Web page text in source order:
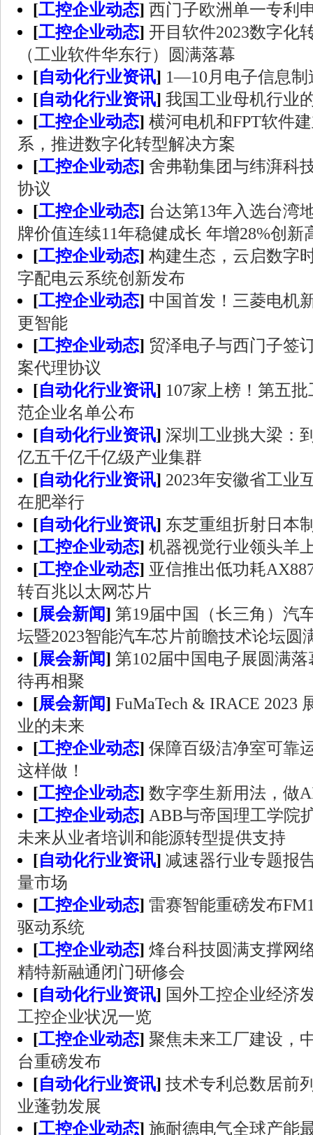
[工控企业动态] 西门子欧洲单一专利
[工控企业动态] 开目软件2023数字化
（工业软件华东行）圆满落幕
[自动化行业资讯] 1—10月电子信息制
[自动化行业资讯] 我国工业母机行业
[工控企业动态] 横河电机和FPT软件
系，推进数字化转型解决方案
[工控企业动态] 舍弗勒集团与纬湃科
协议
[工控企业动态] 台达第13年入选台湾
牌价值连续11年稳健成长 年增28%创新
[工控企业动态] 构建生态，云启数字
字配电云系统创新发布
[工控企业动态] 中国首发！三菱电机
更智能
[工控企业动态] 贸泽电子与西门子签
案代理协议
[自动化行业资讯] 107家上榜！第五
范企业名单公布
[自动化行业资讯] 深圳工业挑大梁：
亿五千亿千亿级产业集群
[自动化行业资讯] 2023年安徽省工业
在肥举行
[自动化行业资讯] 东芝重组折射日本
[工控企业动态] 机器视觉行业领头羊
[工控企业动态] 亚信推出低功耗
转百兆以太网芯片
[展会新闻] 第19届中国（长三角）汽
坛暨2023智能汽车芯片前瞻技术论坛圆
[展会新闻] 第102届中国电子展圆满
待再相聚
[展会新闻] FuMaTech & IRACE 2023
业的未来
[工控企业动态] 保障百级洁净室可靠
这样做！
[工控企业动态] 数字孪生新用法，做
[工控企业动态] ABB与帝国理工学院
未来从业者培训和能源转型提供支持
[自动化行业资讯] 减速器行业专题报
量市场
[工控企业动态] 雷赛智能重磅发布
驱动系统
[工控企业动态] 烽台科技圆满支撑网
精特新融通闭门研修会
[自动化行业资讯] 国外工控企业经济
工控企业状况一览
[工控企业动态] 聚焦未来工厂建设，
台重磅发布
[自动化行业资讯] 技术专利总数居前
业蓬勃发展
[工控企业动态] 施耐德电气全球产能